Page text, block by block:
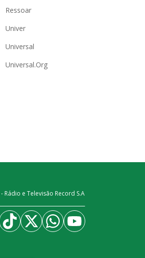
Ressoar
Univer
Universal
Universal.Org
- Rádio e Televisão Record S.A